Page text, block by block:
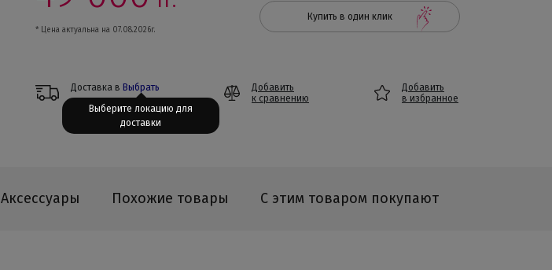
* Цена актуальна на 07.08.2026г.
Купить в один клик
Доставка в Выбрать
Добавить
к сравнению
Добавить
в избранное
Аксессуары Похожие товары С этим товаром покупают
Выберите локацию для
доставки